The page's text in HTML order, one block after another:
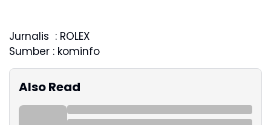
Jurnalis : ROLEX
Sumber : kominfo
Also Read